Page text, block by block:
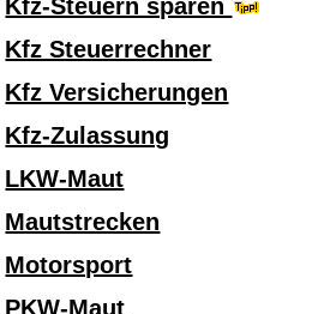
Kfz-Steuern sparen
Kfz Steuerrechner
Kfz Versicherungen
Kfz-Zulassung
LKW-Maut
Mautstrecken
Motorsport
PKW-Maut